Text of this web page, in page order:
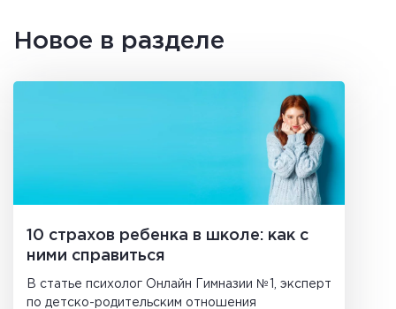
Новое в разделе
10 страхов ребенка в школе: как с
ними справиться
В статье психолог Онлайн Гимназии №1, эксперт
по детско-родительским отношения